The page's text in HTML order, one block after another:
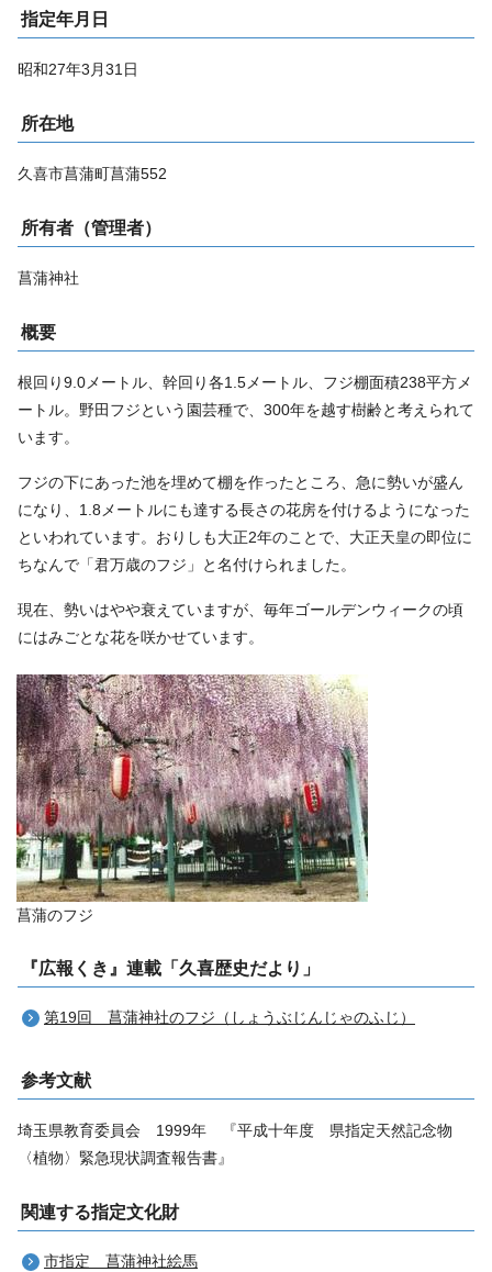
指定年月日
昭和27年3月31日
所在地
久喜市菖蒲町菖蒲552
所有者（管理者）
菖蒲神社
概要
根回り9.0メートル、幹回り各1.5メートル、フジ棚面積238平方メ
ートル。野田フジという園芸種で、300年を越す樹齢と考えられて
います。
フジの下にあった池を埋めて棚を作ったところ、急に勢いが盛ん
になり、1.8メートルにも達する長さの花房を付けるようになった
といわれています。おりしも大正2年のことで、大正天皇の即位に
ちなんで「君万歳のフジ」と名付けられました。
現在、勢いはやや衰えていますが、毎年ゴールデンウィークの頃
にはみごとな花を咲かせています。
菖蒲のフジ
『広報くき』連載「久喜歴史だより」
第19回 菖蒲神社のフジ（しょうぶじんじゃのふじ）
参考文献
埼玉県教育委員会 1999年 『平成十年度 県指定天然記念物
〈植物〉緊急現状調査報告書』
関連する指定文化財
市指定 菖蒲神社絵馬